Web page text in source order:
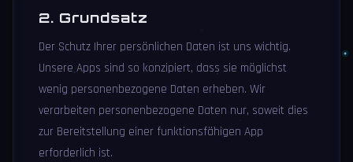
2. Grundsatz
Der Schutz Ihrer persönlichen Daten ist uns wichtig.
Unsere Apps sind so konzipiert, dass sie möglichst
wenig personenbezogene Daten erheben. Wir
verarbeiten personenbezogene Daten nur, soweit dies
zur Bereitstellung einer funktionsfähigen App
erforderlich ist.